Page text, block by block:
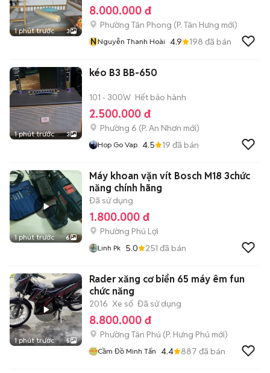
1 phút trước 3
8.000.000 đ
Phường Tân Phong (P. Tân Hưng mới)
NNguyễn Thanh Hoài 4.9 198 đã bán
1 phút trước 3
kéo B3 BB-650
101 - 300W Hết bảo hành
2.500.000 đ
Phường 6 (P. An Nhơn mới)
Hop Go Vap 4.5 19 đã bán
1 phút trước 6
Máy khoan vặn vít Bosch M18 3chức
năng chính hãng
Đã sử dụng
1.800.000 đ
Phường Phú Lợi
Linh Pk 5.0 251 đã bán
1 phút trước 5
Rader xăng cơ biển 65 máy êm fun
chức năng
2016 Xe số Đã sử dụng
8.800.000 đ
Phường Tân Phú (P. Hưng Phú mới)
Cầm Đồ Minh Tấn 4.4 887 đã bán